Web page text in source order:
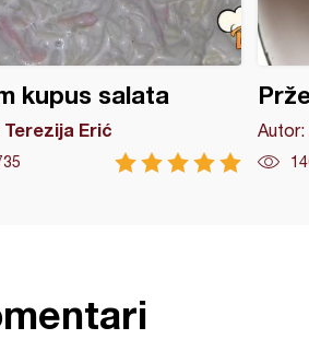
kupus salata
Terezija Erić Autor: